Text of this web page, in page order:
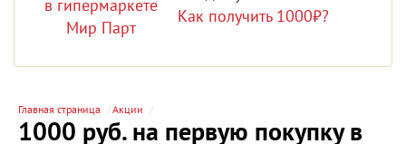
Как получить 1000₽?
Главная страница Акции
1000 руб. на первую покупку в